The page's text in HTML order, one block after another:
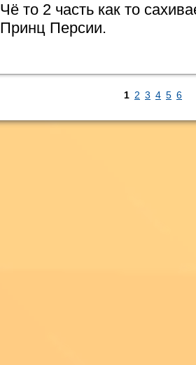
Чё то 2 часть как то
Принц Персии.
1 2 3 4 5 6